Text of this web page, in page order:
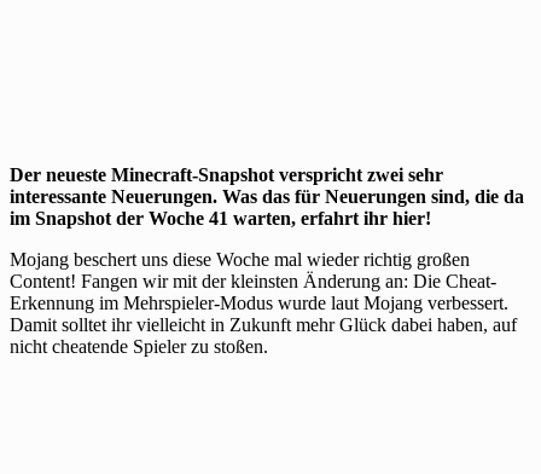
Der neueste Minecraft-Snapshot verspricht zwei sehr
interessante Neuerungen. Was das für Neuerungen sind, die da
im Snapshot der Woche 41 warten, erfahrt ihr hier!
Mojang beschert uns diese Woche mal wieder richtig großen
Content! Fangen wir mit der kleinsten Änderung an: Die Cheat-
Erkennung im Mehrspieler-Modus wurde laut Mojang verbessert.
Damit solltet ihr vielleicht in Zukunft mehr Glück dabei haben, auf
nicht cheatende Spieler zu stoßen.